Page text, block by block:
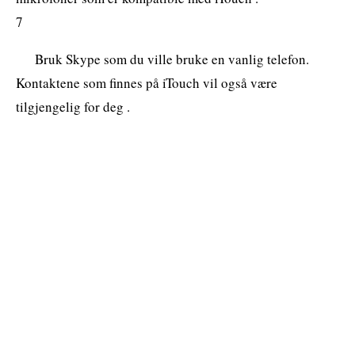
7
Bruk Skype som du ville bruke en vanlig telefon.
Kontaktene som finnes på iTouch vil også være
tilgjengelig for deg .